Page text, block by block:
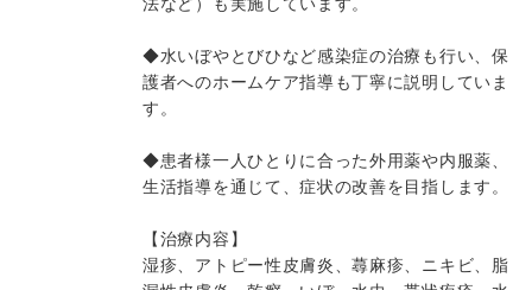
◆水いぼやとびひなど感染症の治療も行い、保
護者へのホームケア指導も丁寧に説明していま
す。
◆患者様一人ひとりに合った外用薬や内服薬、
生活指導を通じて、症状の改善を目指します。
【治療内容】
湿疹、アトピー性皮膚炎、蕁麻疹、ニキビ、脂